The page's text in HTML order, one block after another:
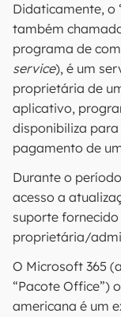
Didaticamente, o
também
programa de
service), é um
proprietária de
aplicativo,
disponibiliza
pagamento de
Durante o
acesso a
suporte
proprietária/
O Microsoft 365
“Pacote Office”)
americana é um